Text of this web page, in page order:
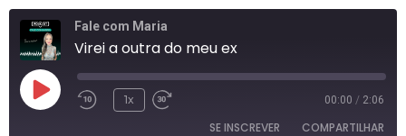
Fale com Maria
Virei a outra do meu ex
1x 00:00 / 2:06
SE INSCREVER COMPARTILHAR